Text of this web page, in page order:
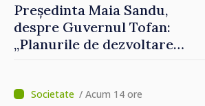
Președinta Maia Sandu,
despre Guvernul Tofan:
„Planurile de dezvoltare
stabilitate pentru a reuși”
/ Acum 14 ore